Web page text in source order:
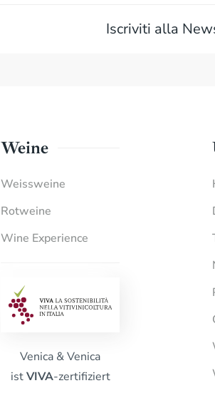
Iscriviti alla
Weine
Weissweine
Rotweine
Wine Experience
Venica & Venica
istVIVA-zertifiziert